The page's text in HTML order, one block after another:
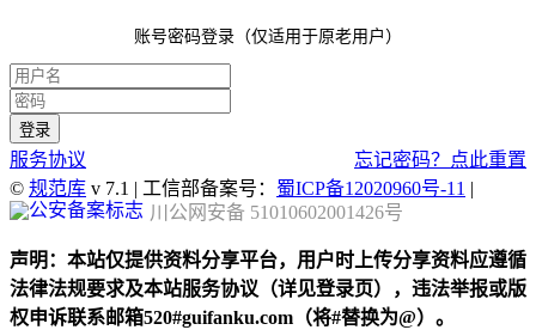
账号密码登录（仅适用于原老用户）
服务协议
忘记密码？点此重置
© 规范库 v 7.1 | 工信部备案号： 蜀ICP备12020960号-11 |
川公网安备 51010602001426号
声明：本站仅提供资料分享平台，用户时上传分享资料应遵循
法律法规要求及本站服务协议（详见登录页），违法举报或版
权申诉联系邮箱520#guifanku.com（将#替换为@）。